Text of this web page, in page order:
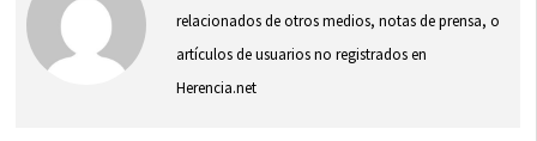
relacionados de otros medios, notas de prensa, o
artículos de usuarios no registrados en
Herencia.net